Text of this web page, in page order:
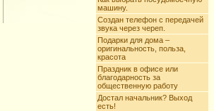
машину.
Создан телефон с передачей
звука через череп.
Подарки для дома –
оригинальность, польза,
красота
Праздник в офисе или
благодарность за
общественную работу
Достал начальник? Выход
есть!